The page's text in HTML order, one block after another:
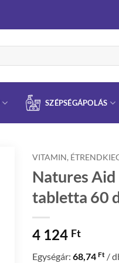
SZÉPSÉGÁPOLÁS
VITAMIN,
Natures
tabletta 60
4 124 Ft
Egységár: 68,74 Ft /